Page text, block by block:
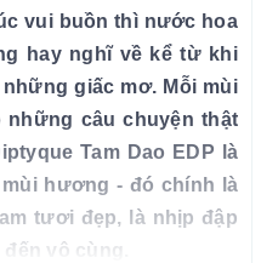
vui buồn thì nước hoa
hay nghĩ về kể từ khi
giấc mơ. Mỗi mùi
những câu chuyện thật
Tam Dao EDP là
hương - đó chính là
tươi đẹp, là nhịp đập
vô cùng.